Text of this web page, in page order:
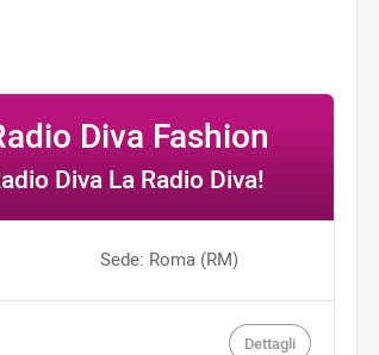
Diva Fashion
Diva La Radio Diva!
Sede: Roma (RM)
Dettagli